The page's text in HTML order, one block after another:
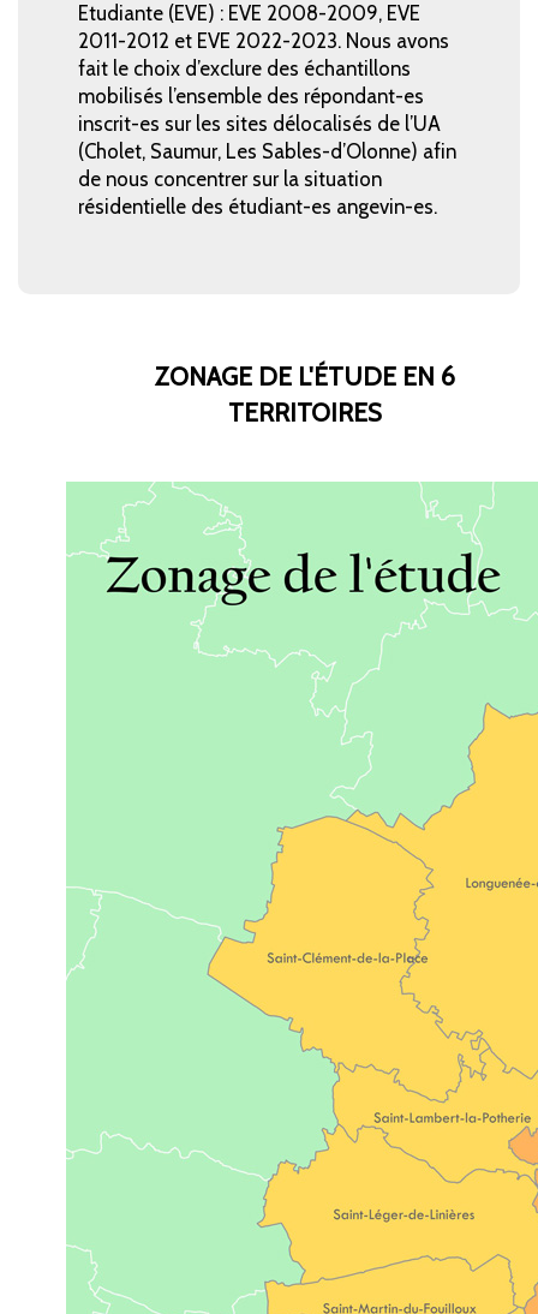
Etudiante (EVE) : EVE 2008-2009, EVE
2011-2012 et EVE 2022-2023. Nous avons
fait le choix d’exclure des échantillons
mobilisés l’ensemble des répondant-es
inscrit-es sur les sites délocalisés de l’UA
(Cholet, Saumur, Les Sables-d’Olonne) afin
de nous concentrer sur la situation
résidentielle des étudiant-es angevin-es.
ZONAGE DE L'ÉTUDE EN 6
TERRITOIRES